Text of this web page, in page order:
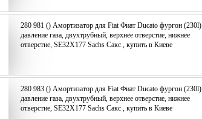
280 981 () Амортизатор для Fiat Фиат Ducato фургон (230l)
давление газа, двухтрубный, верхнее отверстие, нижнее
отверстие, SE32X177 Sachs Сакс , купить в Киеве
280 983 () Амортизатор для Fiat Фиат Ducato фургон (230l)
давление газа, двухтрубный, верхнее отверстие, нижнее
отверстие, SE32X177 Sachs Сакс , купить в Киеве